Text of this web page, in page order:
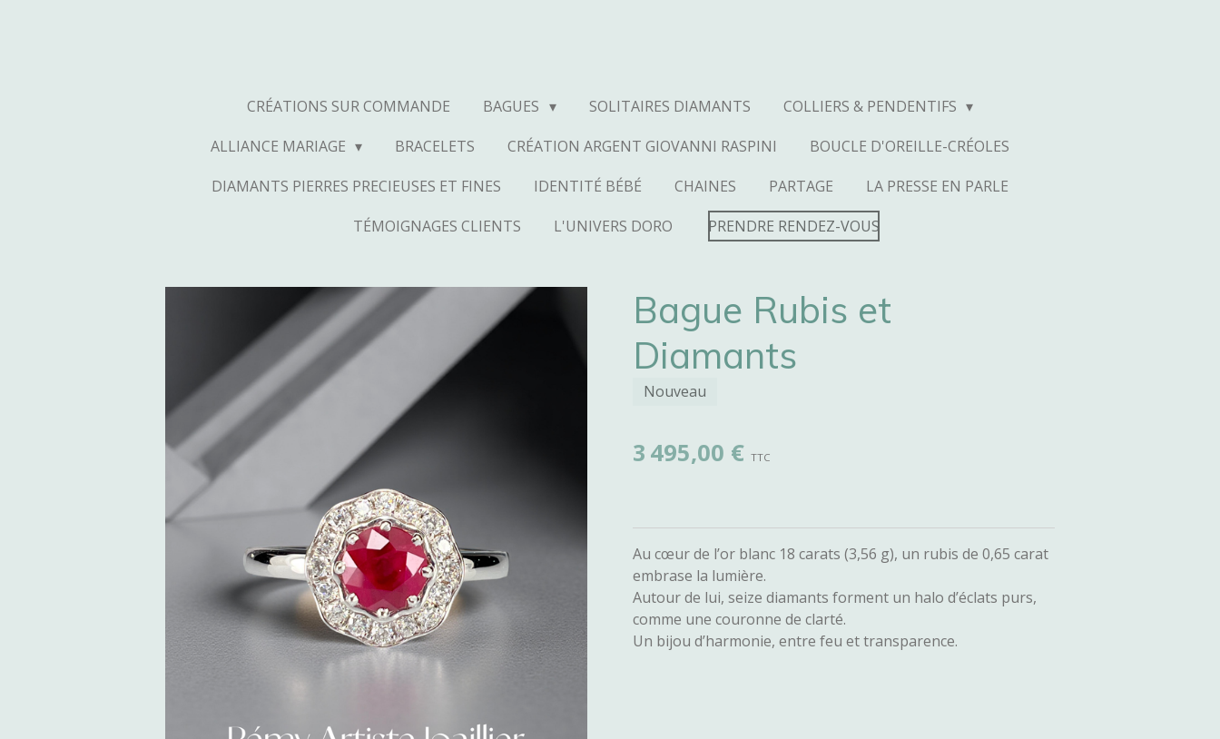
CRÉATIONS SUR COMMANDE BAGUES SOLITAIRES DIAMANTS
COLLIERS & PENDENTIFS
ALLIANCE MARIAGE
BRACELETS CRÉATION ARGENT GIOVANNI RASPINI
BOUCLE D'OREILLE-CRÉOLES
DIAMANTS PIERRES PRECIEUSES ET FINES
IDENTITÉ BÉBÉ CHAINES PARTAGE
LA PRESSE EN PARLE
TÉMOIGNAGES CLIENTS
L'UNIVERS DORO PRENDRE RENDEZ-VOUS
Bague Rubis et
Diamants
Nouveau
3 495,00 €
Au cœur de l’or blanc 18 carats (3,56 g), un rubis de 0,65 carat
embrase la lumière.
Autour de lui, seize diamants forment un halo d’éclats purs,
comme une couronne de clarté.
Un bijou d’harmonie, entre feu et transparence.